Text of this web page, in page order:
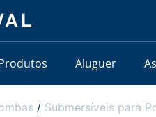
Aluguer
/ Submersíveis para